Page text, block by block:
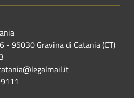
- 95030 Gravina di Catania (CT)